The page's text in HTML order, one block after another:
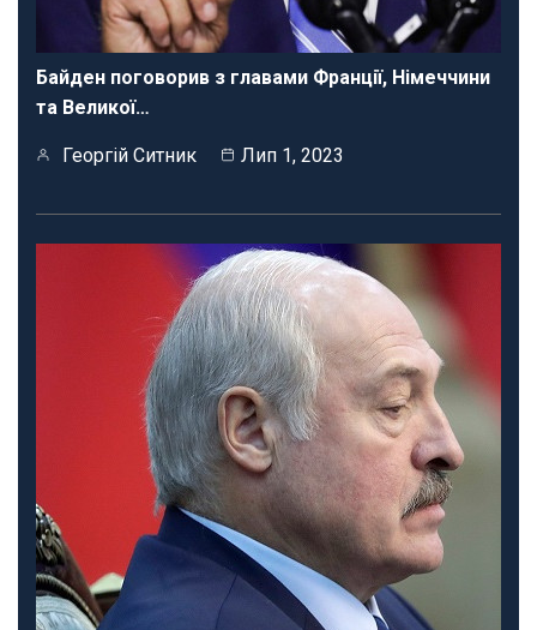
Байден поговорив з главами Франції, Німеччини
та Великої…
Георгій Ситник Лип 1, 2023